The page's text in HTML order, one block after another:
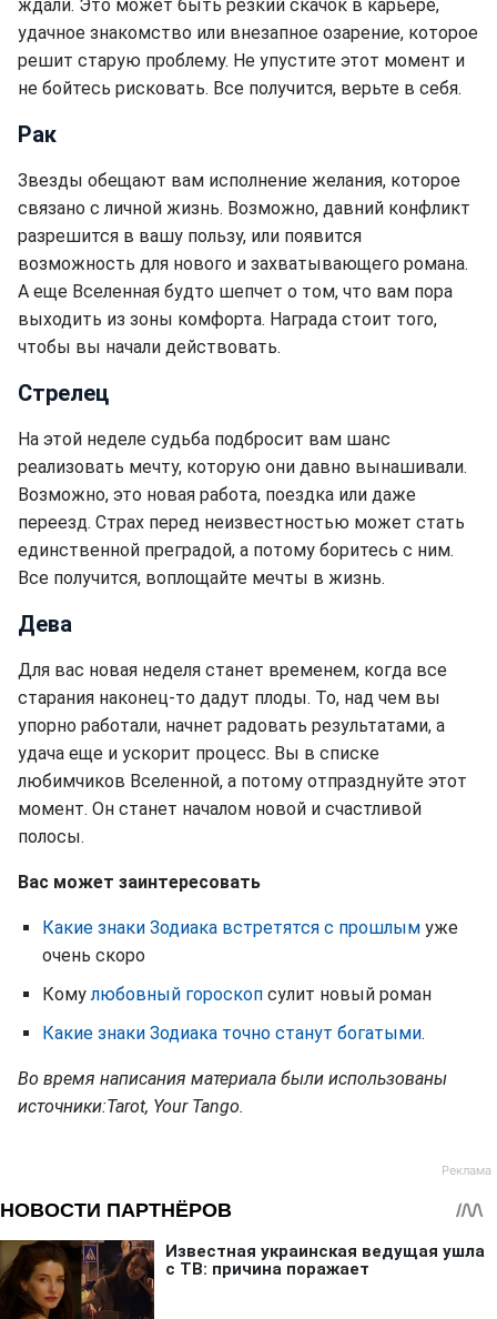
ждали. Это может быть резкий скачок в карьере,
удачное знакомство или внезапное озарение, которое
решит старую проблему. Не упустите этот момент и
не бойтесь рисковать. Все получится, верьте в себя.
Рак
Звезды обещают вам исполнение желания, которое
связано с личной жизнь. Возможно, давний конфликт
разрешится в вашу пользу, или появится
возможность для нового и захватывающего романа.
А еще Вселенная будто шепчет о том, что вам пора
выходить из зоны комфорта. Награда стоит того,
чтобы вы начали действовать.
Стрелец
На этой неделе судьба подбросит вам шанс
реализовать мечту, которую они давно вынашивали.
Возможно, это новая работа, поездка или даже
переезд. Страх перед неизвестностью может стать
единственной преградой, а потому боритесь с ним.
Все получится, воплощайте мечты в жизнь.
Дева
Для вас новая неделя станет временем, когда все
старания наконец-то дадут плоды. То, над чем вы
упорно работали, начнет радовать результатами, а
удача еще и ускорит процесс. Вы в списке
любимчиков Вселенной, а потому отпразднуйте этот
момент. Он станет началом новой и счастливой
полосы.
Вас может заинтересовать
Какие знаки Зодиака встретятся с прошлым уже
очень скоро
Комулюбовный гороскоп сулит новый роман
Какие знаки Зодиака точно станут богатыми.
Во время написания материала были использованы
источники:Tarot, Your Tango.